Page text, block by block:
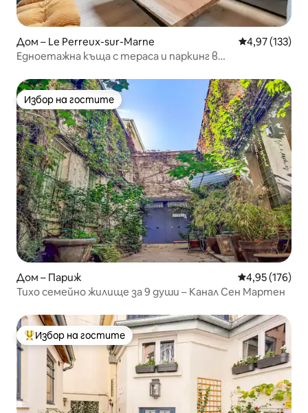
Дом – Le Perreux-sur-Marne Средна
4,97 (133)
Едноетажна къща с тераса и паркинг в
Избор на гостите
Избор на гостите
Дом – Париж Средна
4,95 (176)
Тихо семейно жилище за 9 души – Канал Сен Мартен
Най-популярен избор на гостите
Избор на гостите